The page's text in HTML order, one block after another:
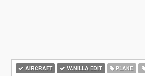
AIRCRAFT VANILLA EDIT PLANE